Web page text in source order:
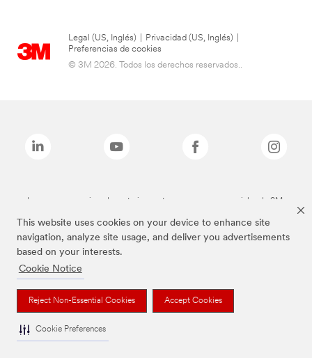
This website uses cookies on your device to enhance site
navigation, analyze site usage, and deliver you advertisements
based on your interests.
Cookie Notice
Reject Non-Essential Cookies Accept Cookies
Cookie Preferences
Legal (US, Inglés) Privacidad (US, Inglés)
Preferencias de cookies
© 3M 2026. Todos los derechos reservados..
Las marcas mencionadas anteriormente son marcas comerciales de 3M.